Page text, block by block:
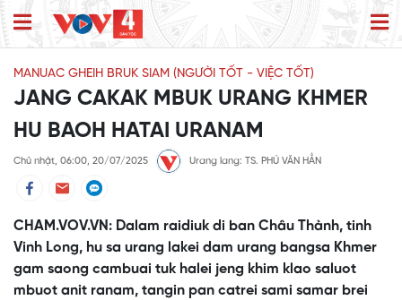
MANUAC GHEIH BRUK SIAM (NGƯỜI TỐT - VIỆC TỐT)
JANG CAKAK MBUK URANG KHMER
HU BAOH HATAI URANAM
Chủ nhật, 06:00, 20/07/2025 Urang lang: TS. PHÚ VĂN HẲN
CHAM.VOV.VN: Dalam raidiuk di ban Châu Thành, tinh
Vinh Long, hu sa urang lakei dam urang bangsa Khmer
gam saong cambuai tuk halei jeng khim klao saluot
mbuot anit ranam, tangin pan catrei sami samar brei